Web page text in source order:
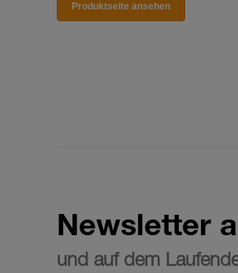
Produktseite ansehen
Newsletter
und auf dem